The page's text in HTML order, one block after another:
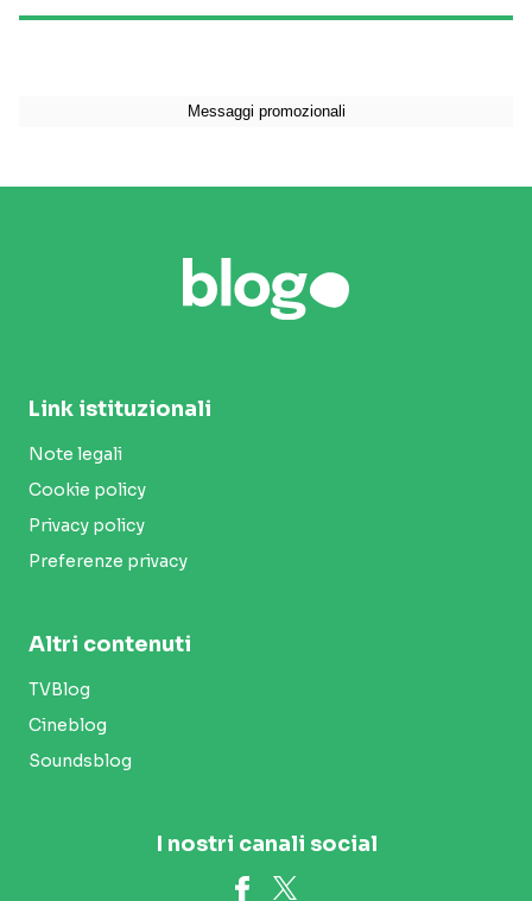
Link istituzionali
Note legali
Cookie policy
Privacy policy
Preferenze privacy
Altri contenuti
TVBlog
Cineblog
Soundsblog
I nostri canali social